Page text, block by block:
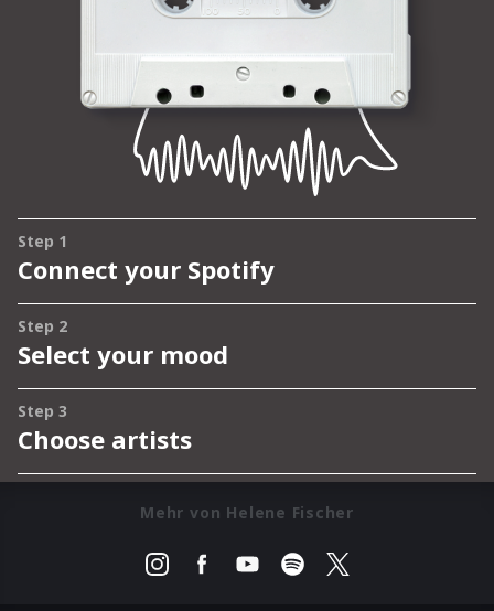
Mehr von Helene Fischer